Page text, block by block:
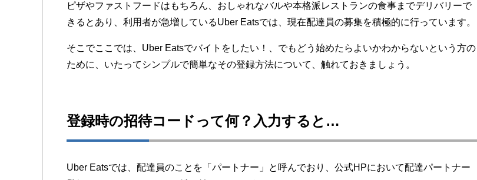
ピザやファストフードはもちろん、おしゃれなバルや本格派レストランの食事までデリバリーで
きるとあり、利用者が急増しているUber Eatsでは、現在配達員の募集を積極的に行っています。
そこでここでは、Uber Eatsでバイトをしたい！、でもどう始めたらよいかわからないという方の
ために、いたってシンプルで簡単なその登録方法について、触れておきましょう。
登録時の招待コードって何？入力すると…
Uber Eatsでは、配達員のことを「パートナー」と呼んでおり、公式HPにおいて配達パートナー